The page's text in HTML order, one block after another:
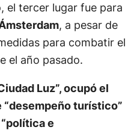
el tercer lugar fue para
, a pesar de
para combatir el
el año pasado.
Luz”, ocupó el
“desempeño turístico”
e